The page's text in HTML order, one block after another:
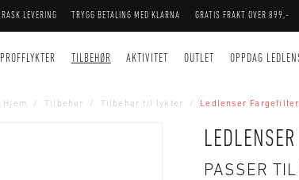
RASK LEVERING TRYGG BETALING MED KLARNA GRATIS FRAKT OVER 899,-
PROFFLYKTER TILBEHØR AKTIVITET OUTLET OPPDAG
Hjem Tilbehør Tilbehør til lykter Ledlenser
PASSER